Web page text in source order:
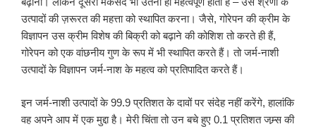
उत्पादों की ज़रूरत की महत्ता को स्थापित करना। जैसे, गोरेपन की क्रीम के
विज्ञापन उस क्रीम विशेष की बिक्री को बढ़ाने की कोशिश तो करते ही हैं,
गोरेपन को एक वांछनीय गुण के रूप में भी स्थापित करते हैं। तो जर्म-नाशी
उत्पादों के विज्ञापन जर्म-नाश के महत्व को प्रतिपादित करते हैं।
इन जर्म-नाशी उत्पादों के 99.9 प्रतिशत के दावों पर संदेह नहीं करेंगे, हालांकि
वह अपने आप में एक मुद्दा है। मेरी चिंता तो उन बचे हुए 0.1 प्रतिशत जम्र्स की